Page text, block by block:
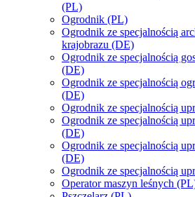
(PL)
Ogrodnik (PL)
Ogrodnik ze specjalnością
krajobrazu (DE)
Ogrodnik ze specjalnością
(DE)
Ogrodnik ze specjalnością
(DE)
Ogrodnik ze specjalnością
Ogrodnik ze specjalnością
(DE)
Ogrodnik ze specjalnością
(DE)
Ogrodnik ze specjalnością
Operator maszyn leśnych